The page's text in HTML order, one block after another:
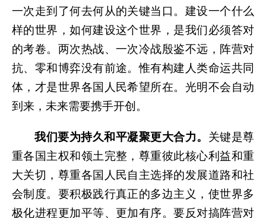
一次走到了何去何从的关键当口。建设一个什么
样的世界，如何建设这个世界，是我们必须答对
的考卷。两次热战、一次冷战殷鉴不远，阵营对
抗、零和博弈没有前途。惟有构建人类命运共同
体，才是世界各国人民希望所在。光明不会自动
到来，未来需要携手开创。
我们要为持久和平凝聚更大合力。 关键是尊
重各国主权和领土完整，尊重彼此核心利益和重
大关切，尊重各国人民自主选择的发展道路和社
会制度。要积极践行真正的多边主义，使世界多
极化进程更加平等、更加有序。要反对搞阵营对